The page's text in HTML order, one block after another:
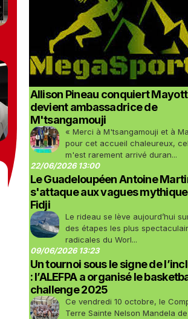
Allison Pineau conquiert
devient ambassadrice de
M'tsangamouji
« Merci à M'tsangamouji et à
pour cet accueil chaleureux,
m'est rarement arrivé duran...
22/06/2026 13:00
Le Guadeloupéen Antoine
s'attaque aux vagues
Fidji
Le rideau se lève aujourd’hui
des étapes les plus
radicales du Worl...
09/06/2026 13:23
Un tournoi sous le signe de
: l’ALEFPA a organisé le
challenge 2025
Ce vendredi 10 octobre, le
Terre Sainte Nelson Mandela